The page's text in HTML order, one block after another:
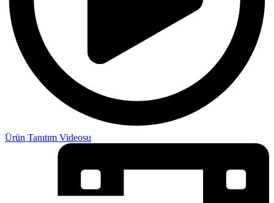
Ürün Tanıtım Videosu